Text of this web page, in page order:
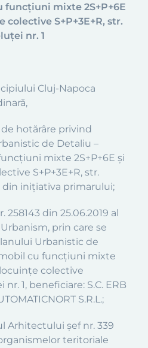
mixte 2S+P+6E
S+P+3E+R, str.
nr. 1
Cluj-Napoca
hotărâre privind
de Detaliu –
mixte 2S+P+6E şi
S+P+3E+R, str.
din iniţiativa primarului;
din 25.06.2019 al
prin care se
Urbanistic de
cu funcţiuni mixte
colective
nr. 1, beneficiare: S.C. ERB
S.R.L.;
Arhitectului şef nr. 339
teritoriale